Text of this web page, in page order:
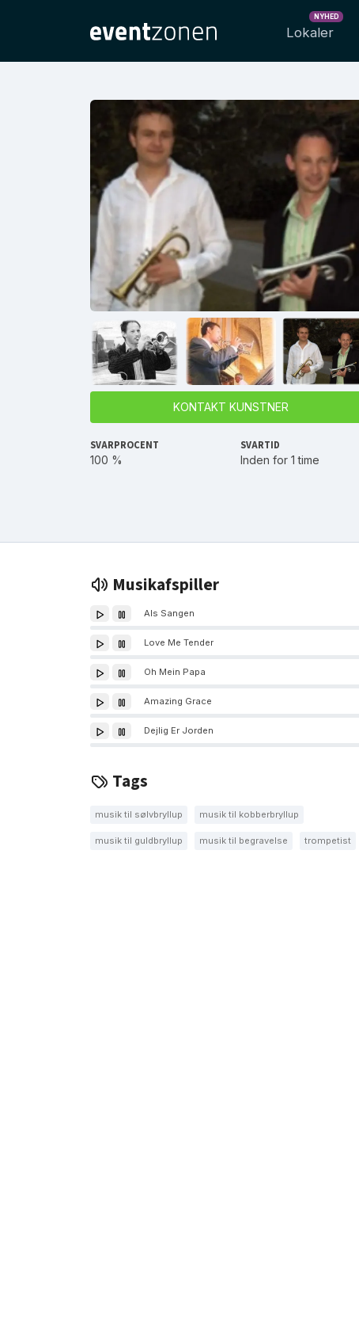
Lokaler
NYHED
KONTAKT KUNSTNER
SVARPROCENT
100 %
SVARTID
Inden for 1 time
Musikafspiller
Als Sangen
Love Me Tender
Oh Mein Papa
Amazing Grace
Dejlig Er Jorden
Tags
musik til sølvbryllup musik til kobberbryllup
musik til guldbryllup musik til begravelse trompetist